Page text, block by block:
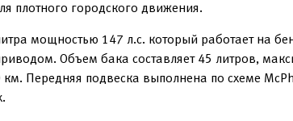
плотного городского движения.
мощностью 147 л.с. который работает на
Объем бака составляет 45 литров,
Передняя подвеска выполнена по схеме